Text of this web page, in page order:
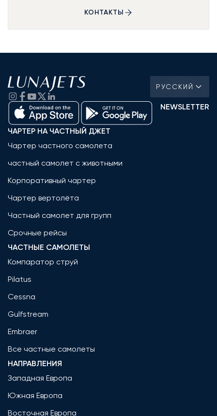
КОНТАКТЫ
РУССКИЙ
NEWSLETTER
ЧАРТЕР НА ЧАСТНЫЙ ДЖЕТ
Чартер частного самолета
частный самолет с животными
Корпоративный чартер
Чартер вертолёта
Частный самолет для групп
Срочные рейсы
ЧАСТНЫЕ САМОЛЕТЫ
Компаратор струй
Pilatus
Cessna
Gulfstream
Embraer
Все частные самолеты
НАПРАВЛЕНИЯ
Западная Европа
Южная Европа
Восточная Европа